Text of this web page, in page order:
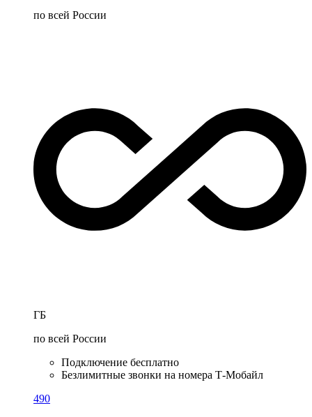
по всей России
ГБ
по всей России
Подключение бесплатно
Безлимитные звонки на номера Т‑Мобайл
490